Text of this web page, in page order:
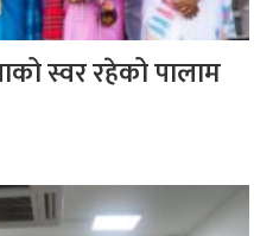
स्वर रहेको पालाम